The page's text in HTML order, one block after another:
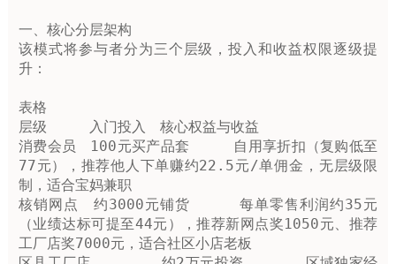
一、核心分层架构
该模式将参与者分为三个层级，投入和收益权限逐级提
升：
表格
层级	入门投入	核心权益与收益
消费会员	100元买产品套	自用享折扣（复购低至
77元），推荐他人下单赚约‌22.5元/单佣金‌，无层级限
制，适合宝妈兼职
核销网点	约3000元铺货	每单零售利润约35元
（业绩达标可提至44元），推荐新网点奖1050元、推荐
工厂店奖7000元，适合社区小店老板